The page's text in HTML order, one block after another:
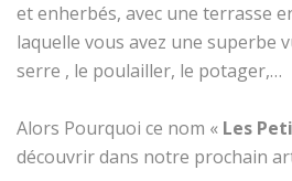
et enherbés, avec une terrasse
laquelle vous avez une superbe
serre , le poulailler, le potager,…
Alors Pourquoi ce nom « Les
découvrir dans notre prochain